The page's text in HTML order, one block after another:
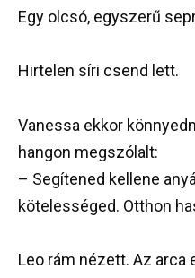
Egy olcsó, egyszerű
Hirtelen síri csend lett.
Vanessa ekkor
hangon megszólalt:
– Segítened kellene
kötelességed. Otthon
Leo rám nézett. Az